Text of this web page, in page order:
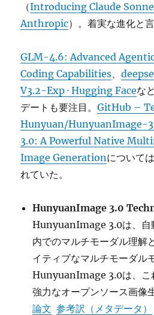
（Introducing Claude
Anthropic）。着実な進化と
GLM-4.6: Advanced
Coding Capabilities、
V3.2-Exp · Hugging Faceな
デートも要注目。GitHub –
Hunyuan/HunyuanImage-
3.0: A Powerful Native
Image Generationについて
れていた。
HunyuanImage 3.0
HunyuanImage 3.0は、自
内でのマルチモーダル理解
イティブなマルチモーダル
HunyuanImage 3.0は、こ
強力なオープンソース画像
論文 参考訳（メタデータ）